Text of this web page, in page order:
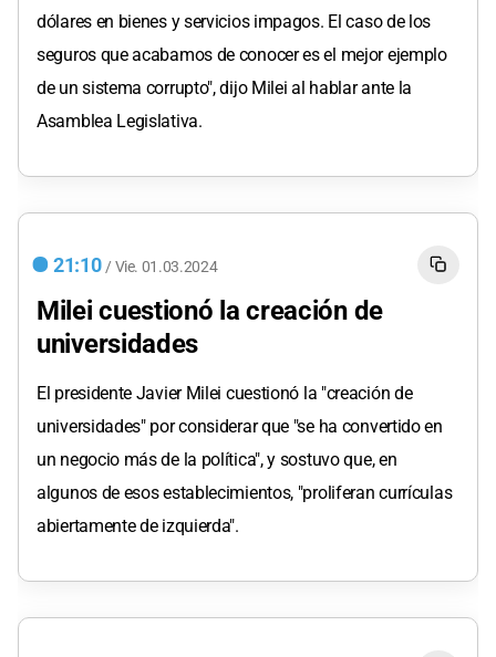
dólares en bienes y servicios impagos. El caso de los
seguros que acabamos de conocer es el mejor ejemplo
de un sistema corrupto", dijo Milei al hablar ante la
Asamblea Legislativa.
21:10 / Vie. 01.03.2024
Milei cuestionó la creación de
universidades
El presidente Javier Milei cuestionó la "creación de
universidades" por considerar que "se ha convertido en
un negocio más de la política", y sostuvo que, en
algunos de esos establecimientos, "proliferan currículas
abiertamente de izquierda".